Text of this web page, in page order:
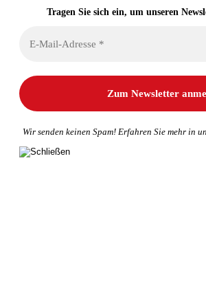
Tragen Sie sich ein, um unseren
Wir senden keinen Spam! Erfahren Sie mehr in